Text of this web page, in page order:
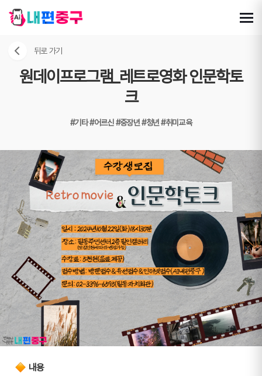
뒤로 가기
원데이프로그램_레트로영화 인문학토
크
#기타#어르신#중장년#청년#취미교육
내용